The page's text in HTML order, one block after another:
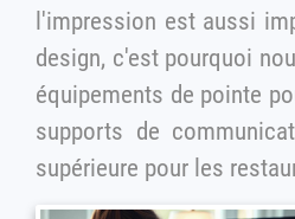
l'impression est aussi
design, c'est pourquoi nous utilisons des
équipements de pointe
supports de
supérieure